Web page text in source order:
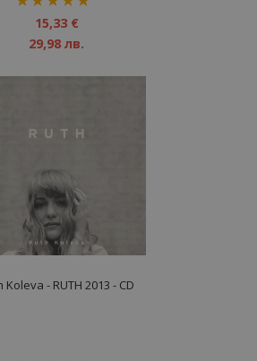
100%15,33 €
29,98 лв.
Koleva - RUTH 2013 - CD